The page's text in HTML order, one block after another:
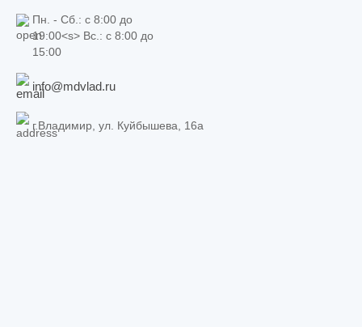
Пн. - Сб.: c 8:00 до
19:00<s> Вс.: c 8:00 до
15:00
info@mdvlad.ru
г.Владимир, ул. Куйбышева, 16а